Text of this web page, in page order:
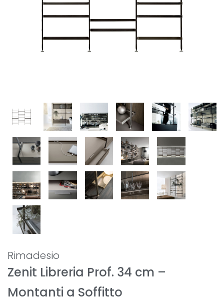
Rimadesio
Zenit Libreria Prof. 34 cm –
Montanti a Soffitto